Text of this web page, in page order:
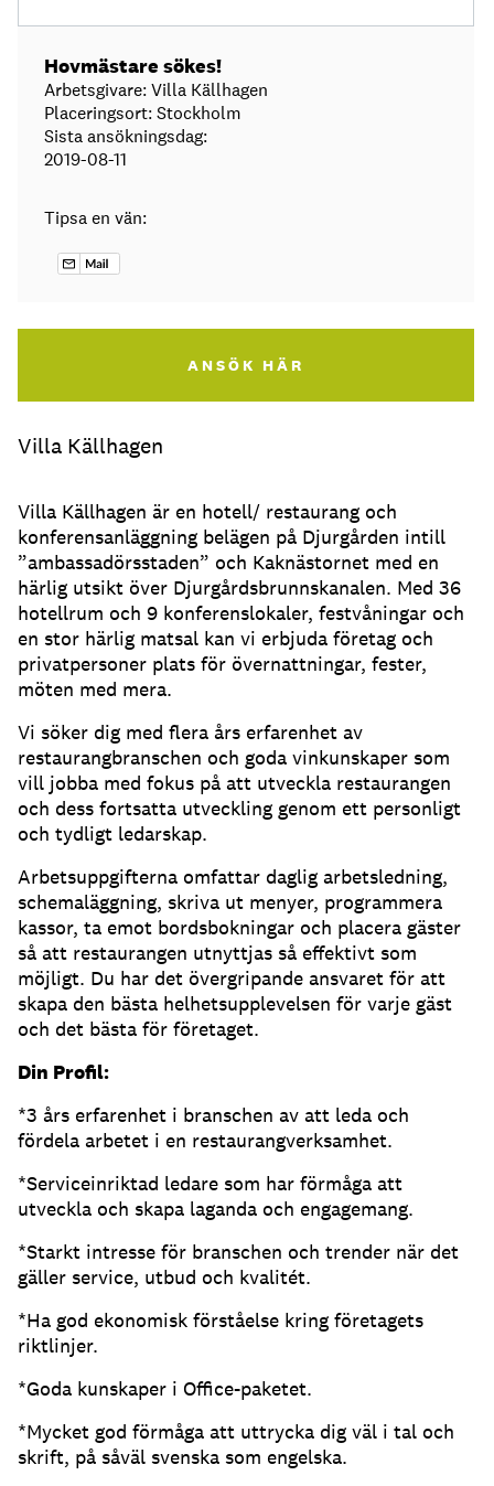
Villa Källhagen
Villa Källhagen är en hotell/ restaurang och
konferensanläggning belägen på Djurgården intill
”ambassadörsstaden” och Kaknästornet med en
härlig utsikt över Djurgårdsbrunnskanalen. Med 36
hotellrum och 9 konferenslokaler, festvåningar och
en stor härlig matsal kan vi erbjuda företag och
privatpersoner plats för övernattningar, fester,
möten med mera.
Vi söker dig med flera års erfarenhet av
restaurangbranschen och goda vinkunskaper som
vill jobba med fokus på att utveckla restaurangen
och dess fortsatta utveckling genom ett personligt
och tydligt ledarskap.
Arbetsuppgifterna omfattar daglig arbetsledning,
schemaläggning, skriva ut menyer, programmera
kassor, ta emot bordsbokningar och placera gäster
så att restaurangen utnyttjas så effektivt som
möjligt. Du har det övergripande ansvaret för att
skapa den bästa helhetsupplevelsen för varje gäst
och det bästa för företaget.
Din Profil:
*3 års erfarenhet i branschen av att leda och
fördela arbetet i en restaurangverksamhet.
*Serviceinriktad ledare som har förmåga att
utveckla och skapa laganda och engagemang.
*Starkt intresse för branschen och trender när det
gäller service, utbud och kvalitét.
*Ha god ekonomisk förståelse kring företagets
riktlinjer.
*Goda kunskaper i Office-paketet.
*Mycket god förmåga att uttrycka dig väl i tal och
skrift, på såväl svenska som engelska.
Hovmästare sökes!
Arbetsgivare: Villa Källhagen
Placeringsort: Stockholm
Sista ansökningsdag:
2019-08-11
Tipsa en vän:
ANSÖK HÄR